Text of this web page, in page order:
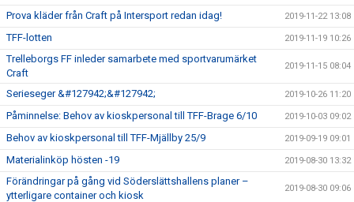
Prova kläder från Craft på Intersport redan idag! 2019-11-22 13:08
TFF-lotten 2019-11-19 10:26
Trelleborgs FF inleder samarbete med sportvarumärket
Craft
2019-11-15 08:04
Serieseger &#127942;&#127942; 2019-10-26 11:20
Påminnelse: Behov av kioskpersonal till TFF-Brage 6/10 2019-10-03 09:02
Behov av kioskpersonal till TFF-Mjällby 25/9 2019-09-19 09:01
Materialinköp hösten -19 2019-08-30 13:32
Förändringar på gång vid Söderslättshallens planer –
ytterligare container och kiosk
2019-08-30 09:06